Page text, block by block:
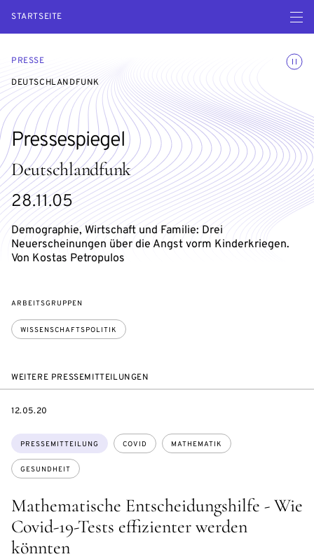
STARTSEITE Menü
PRESSE
DEUTSCHLANDFUNK
Deutschlandfunk
Pressespiegel
28.11.05
Demographie, Wirtschaft und Familie: Drei
Neuerscheinungen über die Angst vorm Kinderkriegen.
Von Kostas Petropulos
ARBEITSGRUPPEN
WISSENSCHAFTSPOLITIK
WEITERE PRESSEMITTEILUNGEN
Mathematische Entscheidungshilfe - Wie
Covid-19-Tests effizienter werden
könnten
Themen:
PRESSEMITTEILUNG COVID MATHEMATIK
GESUNDHEIT
DATE
12.05.20